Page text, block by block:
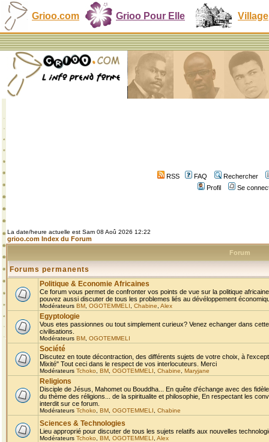
Grioo.com Grioo Pour Elle Village
RSS FAQ
Rechercher
Profil
Se
La date/heure actuelle est Sam 08 Aoû 2026 12:22
grioo.com Index du Forum
Forum
Forums permanents
Politique & Economie Africaines
Ce forum vous permet de confronter vos points de vue sur la politique
pouvez aussi discuter de tous les problemes liés au dévéloppement
Modérateurs BM OGOTEMMELI Chabine Alex
Egyptologie
Vous etes passionnes ou tout simplement curieux? Venez echanger dans
civilisations.
Modérateurs BM OGOTEMMELI
Société
Discutez en toute décontraction, des différents sujets de votre choix, à
Mixité" Tout ceci dans le respect de vos interlocuteurs. Merci
Modérateurs Tchoko BM OGOTEMMELI Chabine Maryjane
Religions
Disciple de Jésus, Mahomet ou Bouddha... En quête d'échange avec des
du thème des réligions... de la spiritualite et philosophie, En respectant les
interdit sur ce forum.
Modérateurs Tchoko BM OGOTEMMELI Chabine
Sciences & Technologies
Lieu approprié pour discuter de tous les sujets relatifs aux nouvelles
Modérateurs Tchoko BM OGOTEMMELI Alex